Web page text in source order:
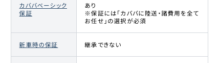
カババベーシック
保証
あり
※保証には「カババに陸送・諸費用を全て
お任せ」の選択が必須
新車時の保証 継承できない